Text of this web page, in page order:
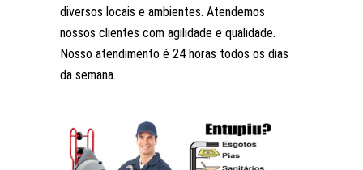
diversos locais e ambientes. Atendemos
nossos clientes com agilidade e qualidade.
Nosso atendimento é 24 horas todos os dias
da semana.